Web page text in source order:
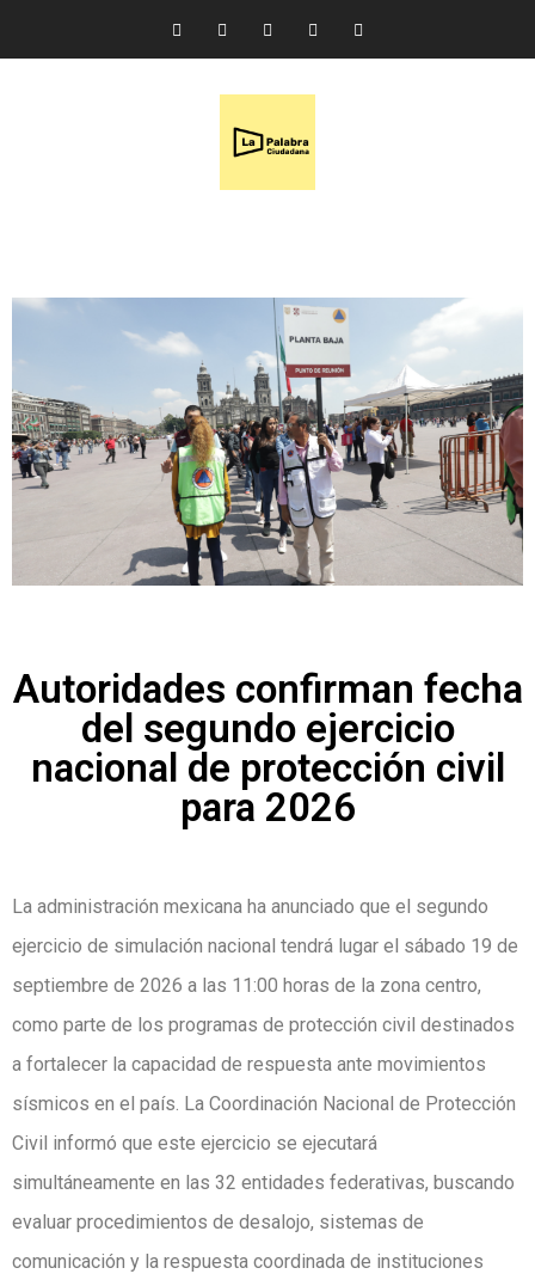
Autoridades confirman fecha
del segundo ejercicio
nacional de protección civil
para 2026
La administración mexicana ha anunciado que el segundo
ejercicio de simulación nacional tendrá lugar el sábado 19 de
septiembre de 2026 a las 11:00 horas de la zona centro,
como parte de los programas de protección civil destinados
a fortalecer la capacidad de respuesta ante movimientos
sísmicos en el país. La Coordinación Nacional de Protección
Civil informó que este ejercicio se ejecutará
simultáneamente en las 32 entidades federativas, buscando
evaluar procedimientos de desalojo, sistemas de
comunicación y la respuesta coordinada de instituciones